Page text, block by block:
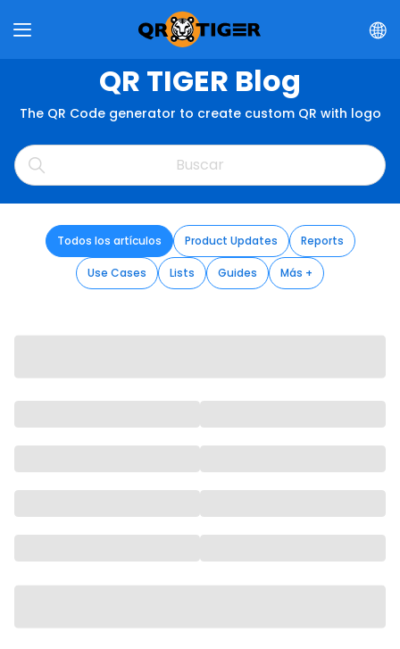
QR TIGER Blog
The QR Code generator to create custom QR with logo
Todos los artículos Product Updates Reports
Use Cases Lists Guides Más +